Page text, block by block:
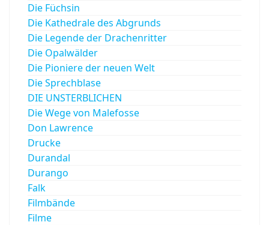
Die Füchsin
Die Kathedrale des Abgrunds
Die Legende der Drachenritter
Die Opalwälder
Die Pioniere der neuen Welt
Die Sprechblase
DIE UNSTERBLICHEN
Die Wege von Malefosse
Don Lawrence
Drucke
Durandal
Durango
Falk
Filmbände
Filme